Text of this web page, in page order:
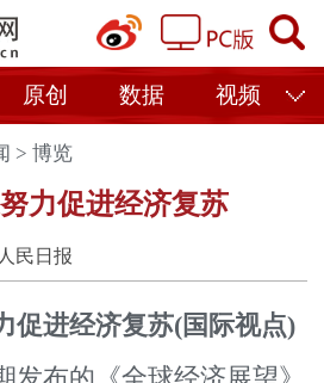
原创 数据 视频
>博览
力促进经济复苏
人民日报
促进经济复苏(国际视点)